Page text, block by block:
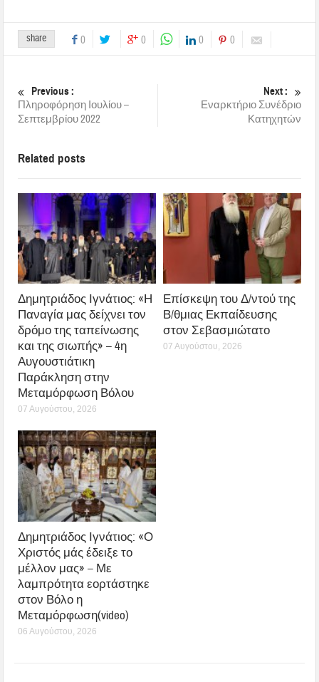
share 0 0 0 0
Previous :
Πληροφόρηση Ιουλίου –
Σεπτεμβρίου 2022
Next :
Εναρκτήριο Συνέδριο
Κατηχητών
Related posts
Δημητριάδος Ιγνάτιος: «Η
Παναγία μας δείχνει τον
δρόμο της ταπείνωσης
και της σιωπής» – 4η
Αυγουστιάτικη
Παράκληση στην
Μεταμόρφωση Βόλου
07 Αυγούστου, 2026
Επίσκεψη του Δ/ντού της
Β/θμιας Εκπαίδευσης
στον Σεβασμιώτατο
07 Αυγούστου, 2026
Δημητριάδος Ιγνάτιος: «Ο
Χριστός μάς έδειξε το
μέλλον μας» – Με
λαμπρότητα εορτάστηκε
στον Βόλο η
Μεταμόρφωση(video)
06 Αυγούστου, 2026